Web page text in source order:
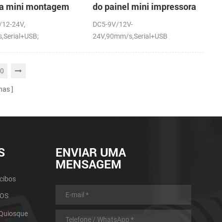
mini montagem
impressora
com a auto-
24V,
do painel mini impressora
térmica com a auto-
cortador
DC5-9V/12V-
24V,90mm/s,Serial+USB
ENVIAR UMA
MENSAGEM